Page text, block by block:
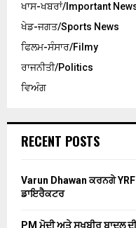
ਖਾਸ-ਖਬਰਾਂ/Important
ਖੇਡ-ਜਗਤ/Sports News
ਫਿਲਮ-ਸੰਸਾਰ/Filmy
ਰਾਜਨੀਤੀ/Politics
ਵਿਅੰਗ
RECENT POSTS
Varun Dhawan ਕਰਨਗੇ
ਡਾਇਰੈਕਟਰ
PM ਮੋਦੀ ਅਤੇ ਸੁਖਬੀਰ ਬਾਦਲ